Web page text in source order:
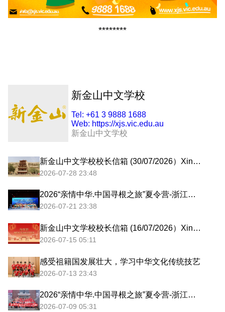
********
新金山中文学校
Tel:+61 3 9888 1688
Web: https://xjs.vic.edu.au
新金山中文学校
新金山中文学校校长信箱 (30/07/2026）Xin Jin Shan Chinese Language and Culture School Principal’s Message
2026-07-28 23:48
2026“亲情中华.中国寻根之旅”夏令营-浙江宁波营圆满闭营
2026-07-21 23:38
新金山中文学校校长信箱 (16/07/2026）Xin Jin Shan Chinese Language and Culture School Principal’s Message
2026-07-15 05:11
感受祖籍国发展壮大，学习中华文化传统技艺
2026-07-13 23:43
2026“亲情中华.中国寻根之旅”夏令营-浙江宁波营开营啦！
2026-07-09 05:31